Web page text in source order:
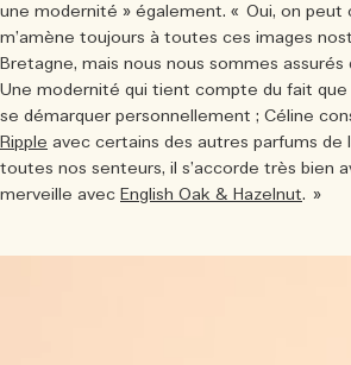
une modernité » également. « Oui, on
m’amène toujours à toutes ces images
Bretagne, mais nous nous sommes
Une modernité qui tient compte du fait
se démarquer personnellement ; Céline
Ripple avec certains des autres parfums de
toutes nos senteurs, il s’accorde très bien
merveille avec English Oak & Hazelnut. »